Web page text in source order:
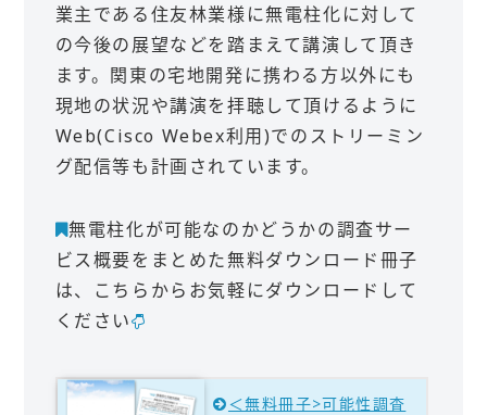
業主である住友林業様に無電柱化に対して
の今後の展望などを踏まえて講演して頂き
ます。関東の宅地開発に携わる方以外にも
現地の状況や講演を拝聴して頂けるように
Web(Cisco Webex利用)でのストリーミン
グ配信等も計画されています。
無電柱化が可能なのかどうかの調査サー
ビス概要をまとめた無料ダウンロード冊子
は、こちらからお気軽にダウンロードして
ください
＜無料冊子>可能性調査